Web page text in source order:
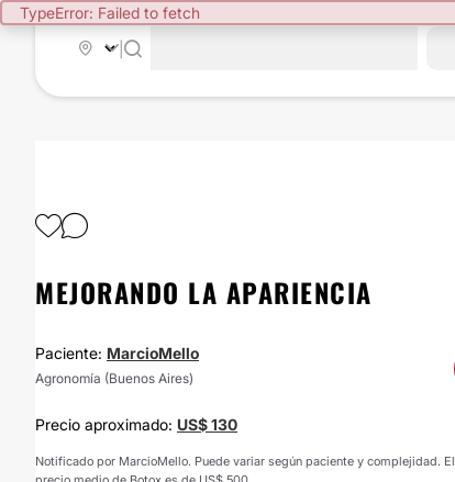
TypeError: Failed to fetch
MEJORANDO LA APARIENCIA
Paciente: MarcioMello
Agronomía (Buenos Aires)
Precio aproximado: US$ 130
Notificado por MarcioMello. Puede variar según paciente y complejidad. El